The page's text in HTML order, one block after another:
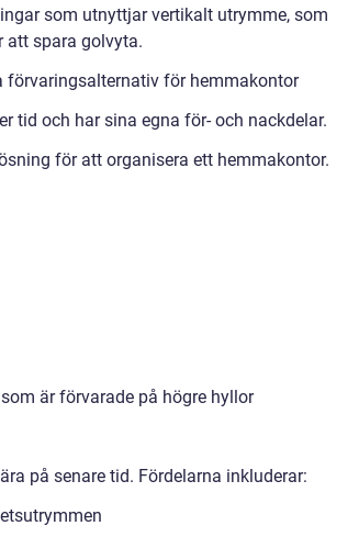
som utnyttjar vertikalt utrymme, som
att spara golvyta.
förvaringsalternativ för hemmakontor
tid och har sina egna för- och nackdelar.
för att organisera ett hemmakontor.
är förvarade på högre hyllor
på senare tid. Fördelarna inkluderar: